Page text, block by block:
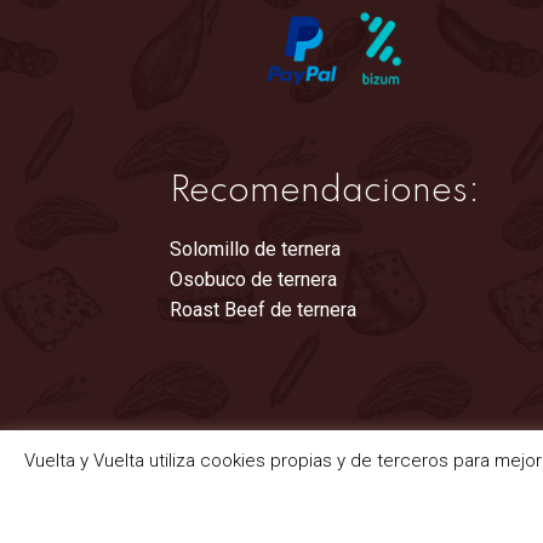
Recomendaciones:
Solomillo de ternera
Osobuco de ternera
Roast Beef de ternera
Vuelta y Vuelta utiliza cookies propias y de terceros para